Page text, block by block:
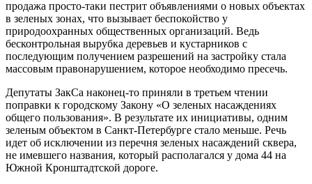
продажа просто-таки пестрит объявлениями о новых объектах
в зеленых зонах, что вызывает беспокойство у
природоохранных общественных организаций. Ведь
бесконтрольная вырубка деревьев и кустарников с
последующим получением разрешений на застройку стала
массовым правонарушением, которое необходимо пресечь.
Депутаты ЗакСа наконец-то приняли в третьем чтении
поправки к городскому Закону «О зеленых насаждениях
общего пользования». В результате их инициативы, одним
зеленым объектом в Санкт-Петербурге стало меньше. Речь
идет об исключении из перечня зеленых насаждений сквера,
не имевшего названия, который располагался у дома 44 на
Южной Кронштадтской дороге.